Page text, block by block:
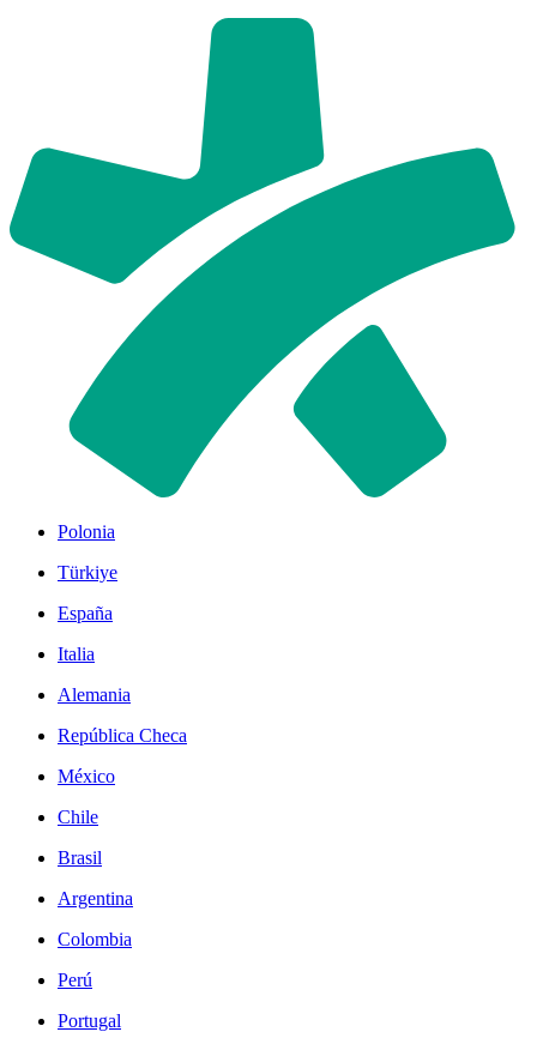
Polonia
Türkiye
España
Italia
Alemania
República Checa
México
Chile
Brasil
Argentina
Colombia
Perú
Portugal